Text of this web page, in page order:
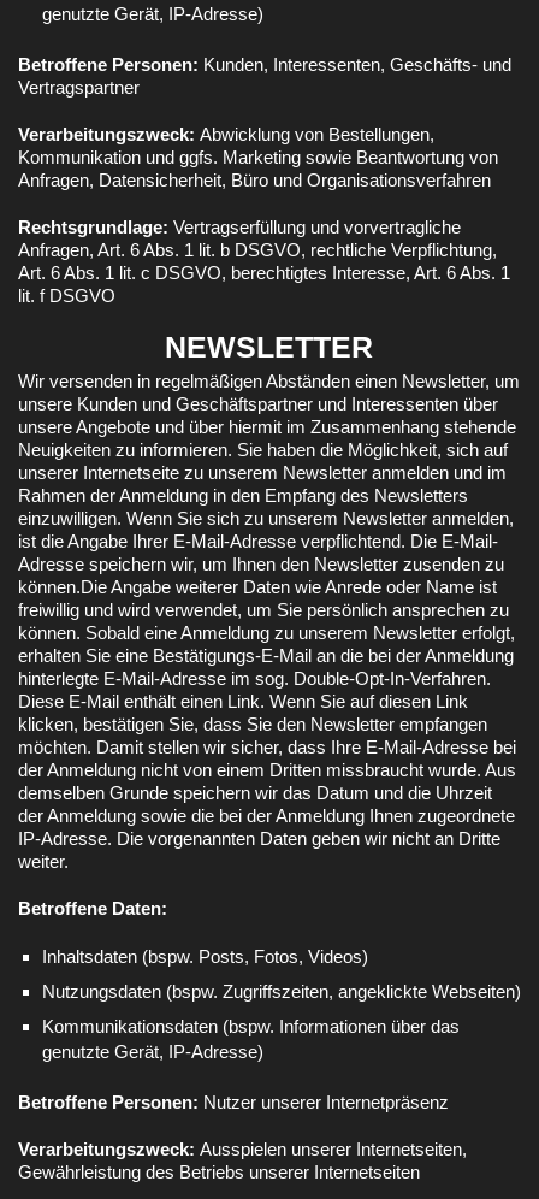
genutzte Gerät, IP-Adresse)
Betroffene Personen: Kunden, Interessenten, Geschäfts- und
Vertragspartner
Verarbeitungszweck: Abwicklung von Bestellungen,
Kommunikation und ggfs. Marketing sowie Beantwortung von
Anfragen, Datensicherheit, Büro und Organisationsverfahren
Rechtsgrundlage: Vertragserfüllung und vorvertragliche
Anfragen, Art. 6 Abs. 1 lit. b DSGVO, rechtliche Verpflichtung,
Art. 6 Abs. 1 lit. c DSGVO, berechtigtes Interesse, Art. 6 Abs. 1
lit. f DSGVO
NEWSLETTER
Wir versenden in regelmäßigen Abständen einen Newsletter, um
unsere Kunden und Geschäftspartner und Interessenten über
unsere Angebote und über hiermit im Zusammenhang stehende
Neuigkeiten zu informieren. Sie haben die Möglichkeit, sich auf
unserer Internetseite zu unserem Newsletter anmelden und im
Rahmen der Anmeldung in den Empfang des Newsletters
einzuwilligen. Wenn Sie sich zu unserem Newsletter anmelden,
ist die Angabe Ihrer E-Mail-Adresse verpflichtend. Die E-Mail-
Adresse speichern wir, um Ihnen den Newsletter zusenden zu
können.Die Angabe weiterer Daten wie Anrede oder Name ist
freiwillig und wird verwendet, um Sie persönlich ansprechen zu
können. Sobald eine Anmeldung zu unserem Newsletter erfolgt,
erhalten Sie eine Bestätigungs-E-Mail an die bei der Anmeldung
hinterlegte E-Mail-Adresse im sog. Double-Opt-In-Verfahren.
Diese E-Mail enthält einen Link. Wenn Sie auf diesen Link
klicken, bestätigen Sie, dass Sie den Newsletter empfangen
möchten. Damit stellen wir sicher, dass Ihre E-Mail-Adresse bei
der Anmeldung nicht von einem Dritten missbraucht wurde. Aus
demselben Grunde speichern wir das Datum und die Uhrzeit
der Anmeldung sowie die bei der Anmeldung Ihnen zugeordnete
IP-Adresse. Die vorgenannten Daten geben wir nicht an Dritte
weiter.
Betroffene Daten:
Inhaltsdaten (bspw. Posts, Fotos, Videos)
Nutzungsdaten (bspw. Zugriffszeiten, angeklickte Webseiten)
Kommunikationsdaten (bspw. Informationen über das
genutzte Gerät, IP-Adresse)
Betroffene Personen: Nutzer unserer Internetpräsenz
Verarbeitungszweck: Ausspielen unserer Internetseiten,
Gewährleistung des Betriebs unserer Internetseiten